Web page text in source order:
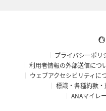
プライバシーポリ
利用者情報の外部送信につ
ウェブアクセシビリティに
標識・各種約款
ANAマイレ